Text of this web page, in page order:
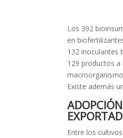
Los 392
en
132 inoculantes
129 productos
Existe además
Entre los